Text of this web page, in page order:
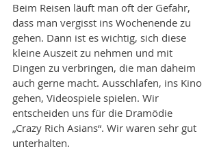
Beim Reisen läuft man oft der Gefahr,
dass man vergisst ins Wochenende zu
gehen. Dann ist es wichtig, sich diese
kleine Auszeit zu nehmen und mit
Dingen zu verbringen, die man daheim
auch gerne macht. Ausschlafen, ins Kino
gehen, Videospiele spielen. Wir
entscheiden uns für die Dramödie
„Crazy Rich Asians“. Wir waren sehr gut
unterhalten.